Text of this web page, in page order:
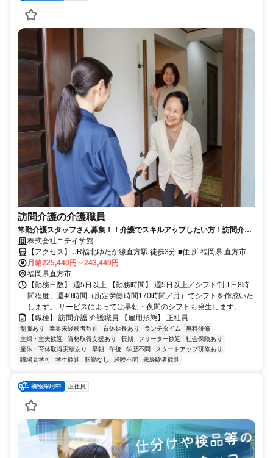
訪問介護の介護職員
常勤介護スタッフさん募集！！介護でスキルアップしたい方！訪問介護
（ホームヘルパー）でやりがいのある介護を見つけませんか！
株式会社ニチイ学館
【アクセス】 JR福北ゆたか線直方駅 徒歩3分 ■住 所 福岡県 直方市 須
崎町3番37号竹田ﾋﾞﾙ3F ■アクセス JR福北ゆたか線直方駅 徒歩3分
月給225,440円～243,440円
福岡県直方市
【勤務日数】 週5日以上 【勤務時間】 週5日以上／シフト制 1日8時
間程度、週40時間（所定労働時間170時間／月）でシフトを作成いた
します。 サービスによっては早朝・夜間のシフトも発生します。...
【職種】 訪問介護 介護職員 【雇用形態】 正社員
制服あり 業界未経験者歓迎 育休延長あり ランチタイム
無料研修
主婦・主夫歓迎
資格取得支援あり 長期 フリーター歓迎
社会保険あり
産休・育休取得実績あり
早朝 午後 学歴不問
スタートアップ研修あり
職場見学可
学生歓迎 転勤なし 経験不問 未経験者歓迎
正社員